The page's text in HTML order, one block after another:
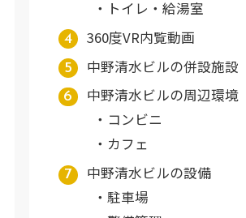
トイレ・給湯室
360度VR内覧動画
中野清水ビルの併設施設
中野清水ビルの周辺環境
コンビニ
カフェ
中野清水ビルの設備
駐車場